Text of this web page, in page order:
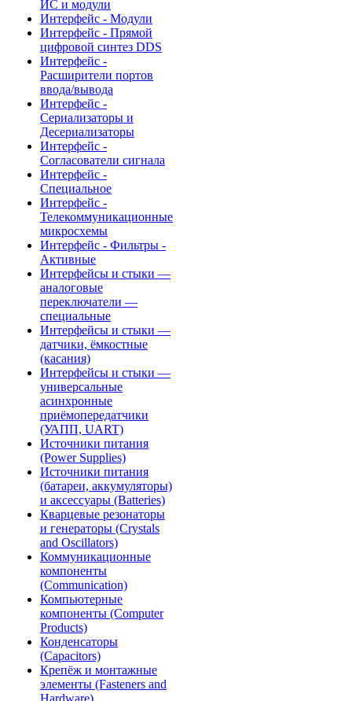
ИС и модули
Интерфейс - Модули
Интерфейс - Прямой
цифровой синтез DDS
Интерфейс -
Расширители портов
ввода/вывода
Интерфейс -
Сериализаторы и
Десериализаторы
Интерфейс -
Согласователи сигнала
Интерфейс -
Специальное
Интерфейс -
Телекоммуникационные
микросхемы
Интерфейс - Фильтры -
Активные
Интерфейсы и стыки —
аналоговые
переключатели —
специальные
Интерфейсы и стыки —
датчики, ёмкостные
(касания)
Интерфейсы и стыки —
универсальные
асинхронные
приёмопередатчики
(УАПП, UART)
Источники питания
(Power Supplies)
Источники питания
(батареи, аккумуляторы)
и аксессуары (Batteries)
Кварцевые резонаторы
и генераторы (Crystals
and Oscillators)
Коммуникационные
компоненты
(Communication)
Компьютерные
компоненты (Computer
Products)
Конденсаторы
(Capacitors)
Крепёж и монтажные
элементы (Fasteners and
Hardware)